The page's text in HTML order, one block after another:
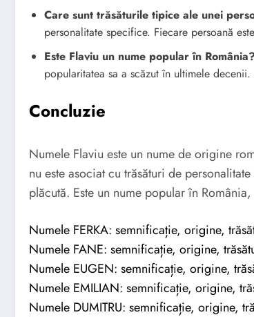
Care sunt trăsăturile tipice ale unei
personalitate specifice. Fiecare persoană
Este Flaviu un nume popular în România?
popularitatea sa a scăzut în ultimele decenii.
Concluzie
Numele Flaviu este un nume de origine
nu este asociat cu trăsături de
plăcută. Este un nume popular în
Numele FERKA: semnificație, origine,
Numele FANE: semnificație, origine,
Numele EUGEN: semnificație, origine,
Numele EMILIAN: semnificație, origine,
Numele DUMITRU: semnificație, origine,